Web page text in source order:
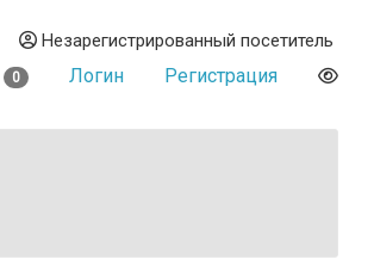
Незарегистрированный посетитель
0 Логин Регистрация